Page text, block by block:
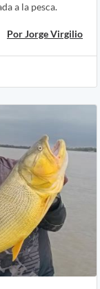
a la pesca.
Por Jorge Virgilio